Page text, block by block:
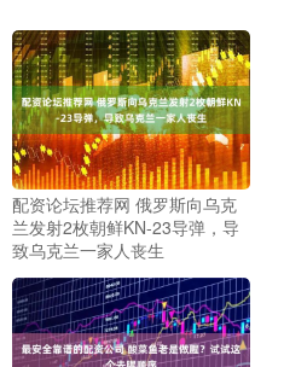
配资论坛推荐网 俄罗斯向乌克
兰发射2枚朝鲜KN-23导弹，导
致乌克兰一家人丧生